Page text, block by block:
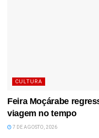
CULTURA
Feira Moçárabe
viagem no tempo
7 DE AGOSTO, 2026